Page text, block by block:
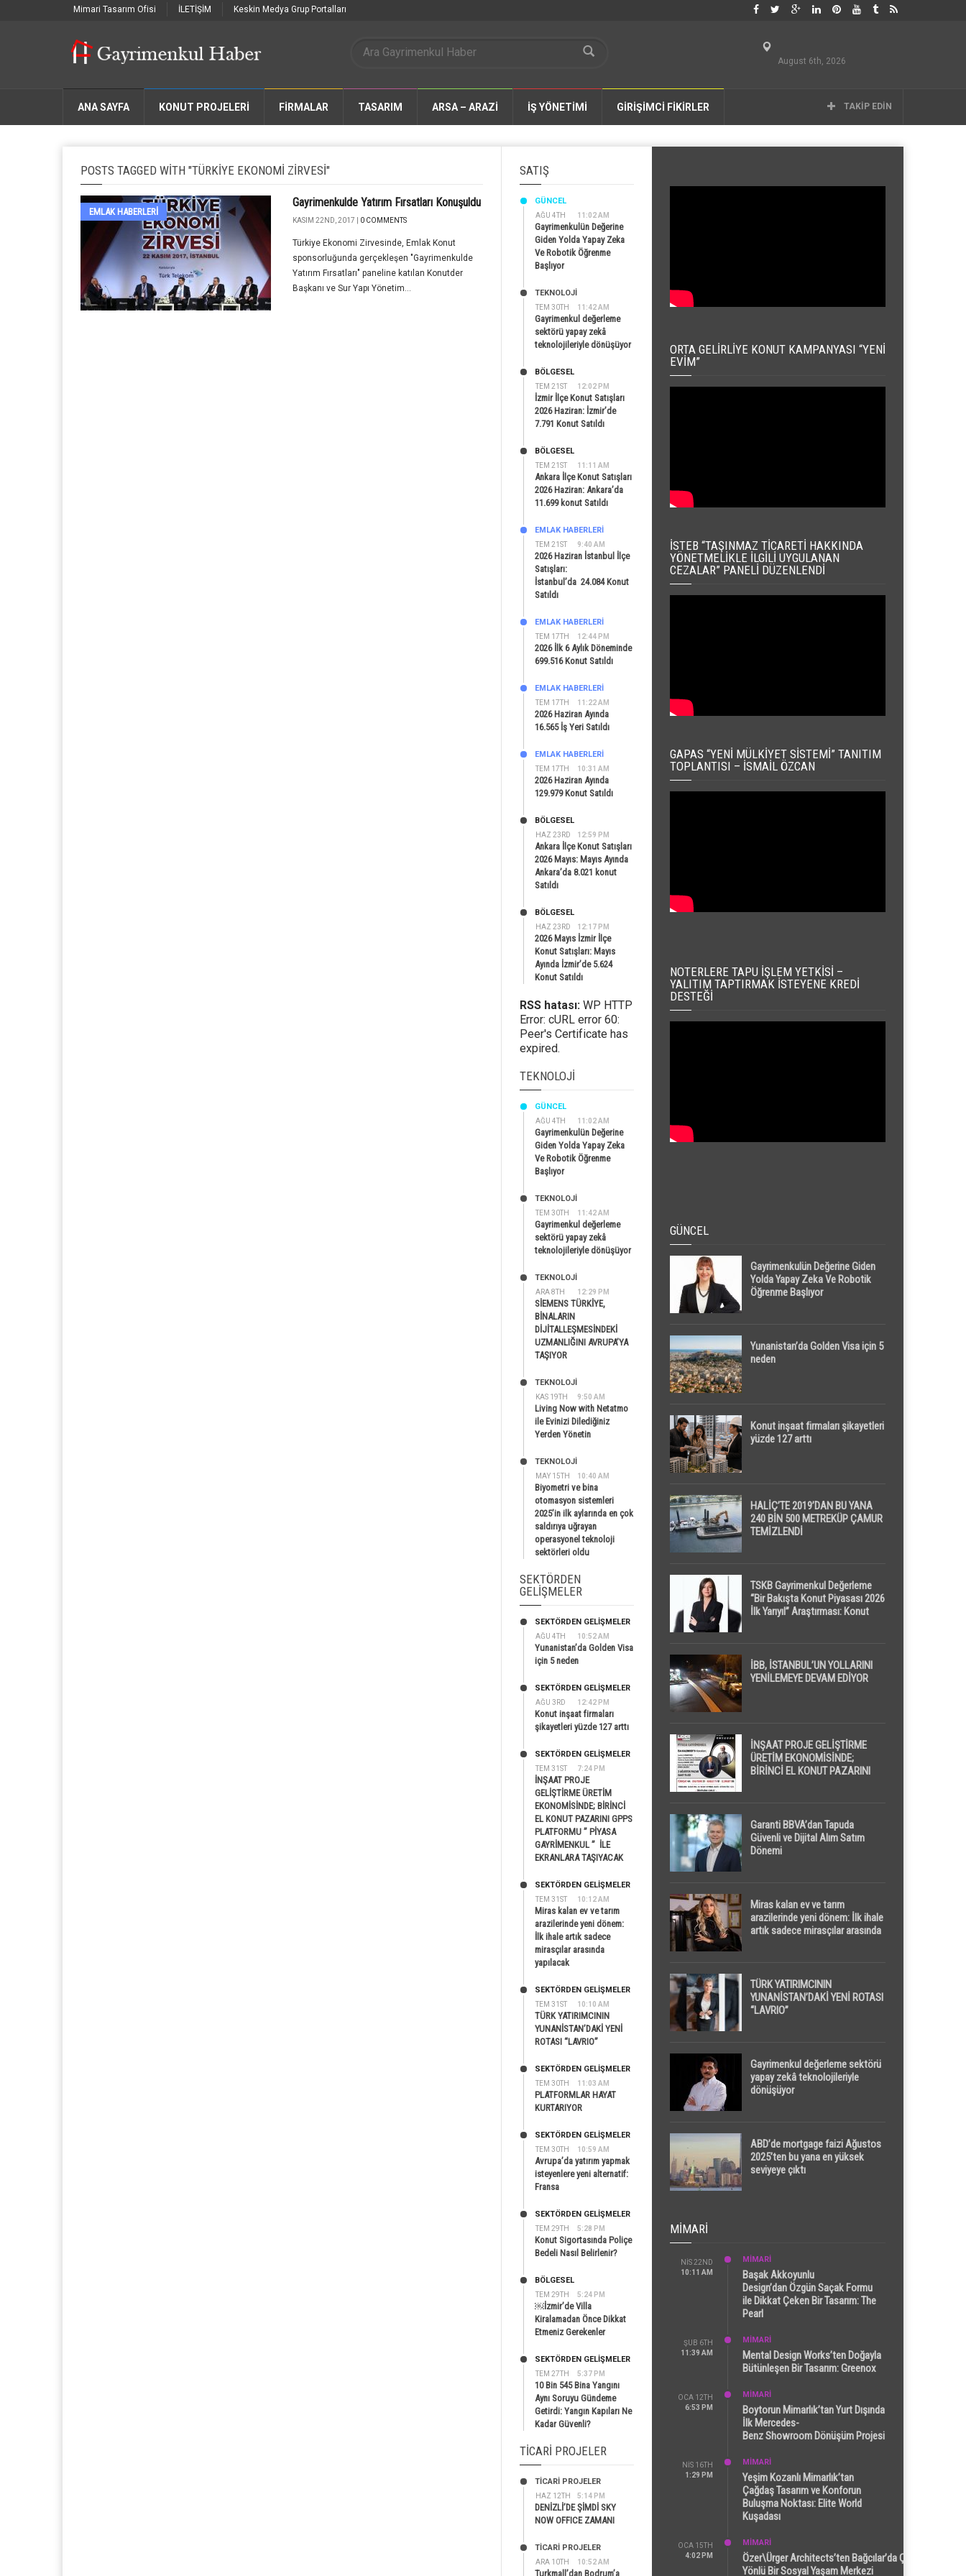
Mimari Tasarım Ofisi İLETİŞİM Keskin Medya Grup Portalları
August 6th, 2026
ANA SAYFA KONUT PROJELERİ FIRMALAR TASARIM ARSA – ARAZİ İŞ YÖNETİMİ GİRİŞİMCİ FİKİRLER TAKIP EDIN
POSTS TAGGED WITH "TÜRKIYE EKONOMI ZIRVESI"
EMLAK HABERLERI
Gayrimenkulde Yatırım Fırsatları Konuşuldu
KASIM 22ND, 2017 | 0 COMMENTS
Türkiye Ekonomi Zirvesinde, Emlak Konut
sponsorluğunda gerçekleşen "Gayrimenkulde
Yatırım Fırsatları" paneline katılan Konutder
Başkanı ve Sur Yapı Yönetim...
SATIŞ
AĞU 4TH 11:02 AM
GÜNCEL
Gayrimenkulün Değerine
Giden Yolda Yapay Zeka
Ve Robotik Öğrenme
Başlıyor
TEM 30TH 11:42 AM
TEKNOLOJİ
Gayrimenkul değerleme
sektörü yapay zekâ
teknolojileriyle dönüşüyor
TEM 21ST 12:02 PM
BÖLGESEL
İzmir İlçe Konut Satışları
2026 Haziran: İzmir’de
7.791 Konut Satıldı
TEM 21ST 11:11 AM
BÖLGESEL
Ankara İlçe Konut Satışları
2026 Haziran: Ankara’da
11.699 konut Satıldı
TEM 21ST 9:40 AM
EMLAK HABERLERI
2026 Haziran İstanbul İlçe
Satışları:
İstanbul’da 24.084 Konut
Satıldı
TEM 17TH 12:44 PM
EMLAK HABERLERI
2026 İlk 6 Aylık Döneminde
699.516 Konut Satıldı
TEM 17TH 11:22 AM
EMLAK HABERLERI
2026 Haziran Ayında
16.565 İş Yeri Satıldı
TEM 17TH 10:31 AM
EMLAK HABERLERI
2026 Haziran Ayında
129.979 Konut Satıldı
HAZ 23RD 12:59 PM
BÖLGESEL
Ankara İlçe Konut Satışları
2026 Mayıs: Mayıs Ayında
Ankara’da 8.021 konut
Satıldı
HAZ 23RD 12:17 PM
BÖLGESEL
2026 Mayıs İzmir İlçe
Konut Satışları: Mayıs
Ayında İzmir’de 5.624
Konut Satıldı
RSS hatası: WP HTTP
Error: cURL error 60:
Peer's Certificate has
expired.
TEKNOLOJI
AĞU 4TH 11:02 AM
GÜNCEL
Gayrimenkulün Değerine
Giden Yolda Yapay Zeka
Ve Robotik Öğrenme
Başlıyor
TEM 30TH 11:42 AM
TEKNOLOJİ
Gayrimenkul değerleme
sektörü yapay zekâ
teknolojileriyle dönüşüyor
ARA 8TH 12:29 PM
TEKNOLOJİ
SİEMENS TÜRKİYE,
BİNALARIN
DİJİTALLEŞMESİNDEKİ
UZMANLIĞINI AVRUPA’YA
TAŞIYOR
KAS 19TH 9:50 AM
TEKNOLOJİ
Living Now with Netatmo
ile Evinizi Dilediğiniz
Yerden Yönetin
MAY 15TH 10:40 AM
TEKNOLOJİ
Biyometri ve bina
otomasyon sistemleri
2025’in ilk aylarında en çok
saldırıya uğrayan
operasyonel teknoloji
sektörleri oldu
SEKTÖRDEN
GELIŞMELER
AĞU 4TH 10:52 AM
SEKTÖRDEN GELIŞMELER
Yunanistan’da Golden Visa
için 5 neden
AĞU 3RD 12:42 PM
SEKTÖRDEN GELIŞMELER
Konut inşaat firmaları
şikayetleri yüzde 127 arttı
TEM 31ST 7:24 PM
SEKTÖRDEN GELIŞMELER
İNŞAAT PROJE
GELİŞTİRME ÜRETİM
EKONOMİSİNDE; BİRİNCİ
EL KONUT PAZARINI GPPS
PLATFORMU ” PİYASA
GAYRİMENKUL ” İLE
EKRANLARA TAŞIYACAK
TEM 31ST 10:12 AM
SEKTÖRDEN GELIŞMELER
Miras kalan ev ve tarım
arazilerinde yeni dönem:
İlk ihale artık sadece
mirasçılar arasında
yapılacak
TEM 31ST 10:10 AM
SEKTÖRDEN GELIŞMELER
TÜRK YATIRIMCININ
YUNANİSTAN’DAKİ YENİ
ROTASI “LAVRIO”
TEM 30TH 11:03 AM
SEKTÖRDEN GELIŞMELER
PLATFORMLAR HAYAT
KURTARIYOR
TEM 30TH 10:59 AM
SEKTÖRDEN GELIŞMELER
Avrupa’da yatırım yapmak
isteyenlere yeni alternatif:
Fransa
TEM 29TH 5:28 PM
SEKTÖRDEN GELIŞMELER
Konut Sigortasında Poliçe
Bedeli Nasıl Belirlenir?
TEM 29TH 5:24 PM
BÖLGESEL
￼İzmir’de Villa
Kiralamadan Önce Dikkat
Etmeniz Gerekenler
TEM 27TH 5:37 PM
SEKTÖRDEN GELIŞMELER
10 Bin 545 Bina Yangını
Aynı Soruyu Gündeme
Getirdi: Yangın Kapıları Ne
Kadar Güvenli?
TICARI PROJELER
HAZ 12TH 5:14 PM
TİCARİ PROJELER
DENİZLİ’DE ŞİMDİ SKY
NOW OFFICE ZAMANI
ARA 10TH 10:52 AM
TİCARİ PROJELER
Turkmall’dan Bodrum’a
ORTA GELIRLIYE KONUT KAMPANYASI “YENI
EVIM”
İSTEB “TAŞINMAZ TICARETI HAKKINDA
YÖNETMELIKLE İLGILI UYGULANAN
CEZALAR” PANELI DÜZENLENDI
GAPAS “YENI MÜLKIYET SISTEMI” TANITIM
TOPLANTISI – İSMAIL ÖZCAN
NOTERLERE TAPU İŞLEM YETKISI –
YALITIM TAPTIRMAK İSTEYENE KREDI
DESTEĞI
GÜNCEL
Gayrimenkulün Değerine Giden
Yolda Yapay Zeka Ve Robotik
Öğrenme Başlıyor
Yunanistan’da Golden Visa için 5
neden
Konut inşaat firmaları şikayetleri
yüzde 127 arttı
HALİÇ’TE 2019’DAN BU YANA
240 BİN 500 METREKÜP ÇAMUR
TEMİZLENDİ
TSKB Gayrimenkul Değerleme
“Bir Bakışta Konut Piyasası 2026
İlk Yarıyıl” Araştırması: Konut
Dikkat Çekti
İBB, İSTANBUL’UN YOLLARINI
YENİLEMEYE DEVAM EDİYOR
İNŞAAT PROJE GELİŞTİRME
ÜRETİM EKONOMİSİNDE;
BİRİNCİ EL KONUT PAZARINI
Garanti BBVA’dan Tapuda
Güvenli ve Dijital Alım Satım
Dönemi
Miras kalan ev ve tarım
arazilerinde yeni dönem: İlk ihale
artık sadece mirasçılar arasında
TÜRK YATIRIMCININ
YUNANİSTAN’DAKİ YENİ ROTASI
“LAVRIO”
Gayrimenkul değerleme sektörü
yapay zekâ teknolojileriyle
dönüşüyor
ABD’de mortgage faizi Ağustos
2025’ten bu yana en yüksek
seviyeye çıktı
MIMARI
NIS 22ND
10:11 AM
MİMARİ
Başak Akkoyunlu
Design’dan Özgün Saçak Formu
ile Dikkat Çeken Bir Tasarım: The
Pearl
ŞUB 6TH
11:39 AM
MİMARİ
Mental Design Works’ten Doğayla
Bütünleşen Bir Tasarım: Greenox
OCA 12TH
6:53 PM
MİMARİ
Boytorun Mimarlık’tan Yurt Dışında
İlk Mercedes-
Benz Showroom Dönüşüm Projesi
NIS 16TH
1:29 PM
MİMARİ
Yeşim Kozanlı Mimarlık’tan
Çağdaş Tasarım ve Konforun
Buluşma Noktası: Elite World
Kuşadası
OCA 15TH
4:02 PM
MİMARİ
Özer\Ürger Architects’ten Bağcılar’da Çok
Yönlü Bir Sosyal Yaşam Merkezi